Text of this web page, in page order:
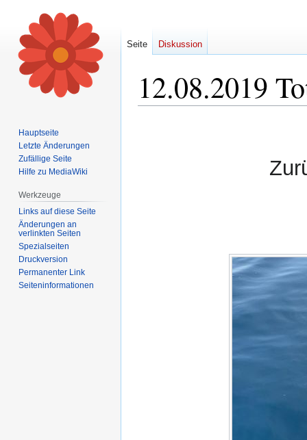
12.08.2019
Seite Diskussion
Hauptseite
Letzte Änderungen
Zufällige Seite
Hilfe zu MediaWiki
Werkzeuge
Links auf diese Seite
Änderungen an
verlinkten Seiten
Spezialseiten
Druckversion
Permanenter Link
Seiten­informationen